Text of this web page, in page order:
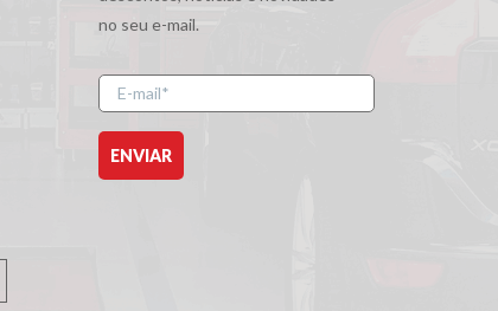
no seu e-mail.
E-
mail